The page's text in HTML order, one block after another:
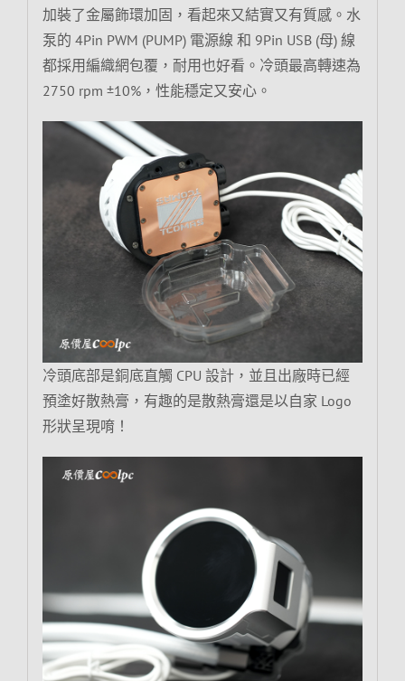
加裝了金屬飾環加固，看起來又結實又有質感。水
泵的 4Pin PWM (PUMP) 電源線 和 9Pin USB (母) 線
都採用編織網包覆，耐用也好看。冷頭最高轉速為
2750 rpm ±10%，性能穩定又安心。
冷頭底部是銅底直觸 CPU 設計，並且出廠時已經
預塗好散熱膏，有趣的是散熱膏還是以自家 Logo
形狀呈現唷！